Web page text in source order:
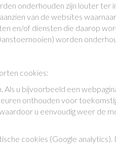
onderhouden zijn louter ter
van de websites
en/of diensten die daarop
worden
cookies:
u bijvoorbeeld een
onthouden voor
u eenvoudig weer de
cookies (Google